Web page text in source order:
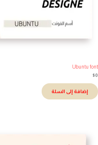
Ubuntu
إضافة إلى السلة